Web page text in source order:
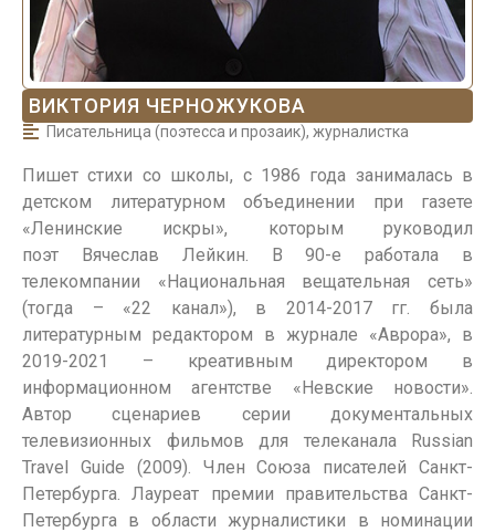
ВИКТОРИЯ ЧЕРНОЖУКОВА
Писательница (поэтесса и прозаик), журналистка
Пишет стихи со школы, с 1986 года занималась в
детском литературном объединении при газете
«Ленинские искры», которым руководил
поэт Вячеслав Лейкин. В 90-е работала в
телекомпании «Национальная вещательная сеть»
(тогда – «22 канал»), в 2014-2017 гг. была
литературным редактором в журнале «Аврора», в
2019-2021 – креативным директором в
информационном агентстве «Невские новости».
Автор сценариев серии документальных
телевизионных фильмов для телеканала Russian
Travel Guide (2009). Член Союза писателей Санкт-
Петербурга. Лауреат премии правительства Санкт-
Петербурга в области журналистики в номинации